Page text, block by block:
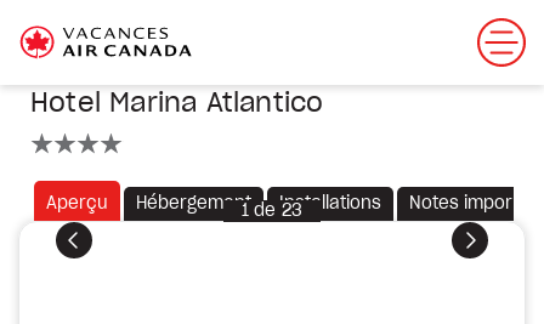
Hotel Marina Atlantico
Aperçu Hébergement Installations Notes
Précédent Suivant
1de 23